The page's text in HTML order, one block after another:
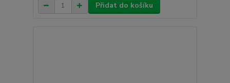
Přidat do košíku